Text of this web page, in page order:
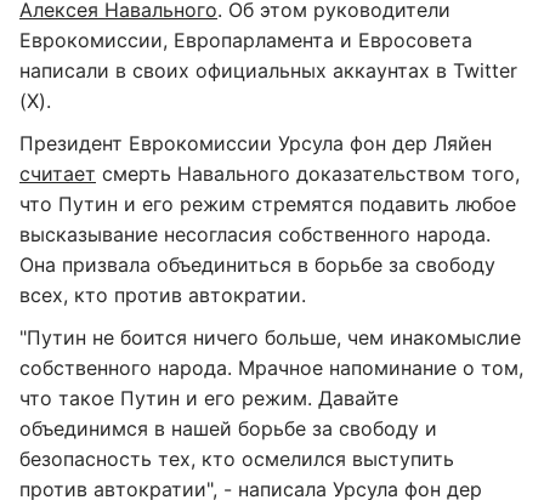
Алексея Навального. Об этом руководители
Еврокомиссии, Европарламента и Евросовета
написали в своих официальных аккаунтах в Twitter
(Х).
Президент Еврокомиссии Урсула фон дер Ляйен
считает смерть Навального доказательством того,
что Путин и его режим стремятся подавить любое
высказывание несогласия собственного народа.
Она призвала объединиться в борьбе за свободу
всех, кто против автократии.
"Путин не боится ничего больше, чем инакомыслие
собственного народа. Мрачное напоминание о том,
что такое Путин и его режим. Давайте
объединимся в нашей борьбе за свободу и
безопасность тех, кто осмелился выступить
против автократии", - написала Урсула фон дер